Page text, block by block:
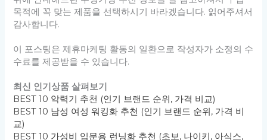
목적에 꼭 맞는 제품을 선택하시기 바라겠습니다. 읽어주셔서
감사합니다.
이 포스팅은 제휴마케팅 활동의 일환으로 작성자가 소정의 수
수료를 제공받을 수 있습니다.
최신 인기상품 살펴보기
BEST 10 악력기 추천 (인기 브랜드 순위, 가격 비교)
BEST 10 남성 여성 워킹화 추천 (인기 브랜드 순위, 가격 비
교)
BEST 10 가성비 입문용 런닝화 추천 (초보, 나이키, 아식스,